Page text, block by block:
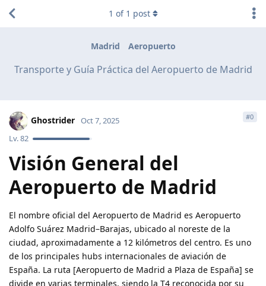
Madrid Aeropuerto
Transporte y Guía Práctica del Aeropuerto de Madrid
1 of 1 post
Ghostrider
Lv.82
Oct 7, 2025 #0
Visión General del
Aeropuerto de Madrid
El nombre oficial del Aeropuerto de Madrid es Aeropuerto
Adolfo Suárez Madrid–Barajas, ubicado al noreste de la
ciudad, aproximadamente a 12 kilómetros del centro. Es uno
de los principales hubs internacionales de aviación de
España. La ruta [Aeropuerto de Madrid a Plaza de España] se
divide en varias terminales, siendo la T4 reconocida por su